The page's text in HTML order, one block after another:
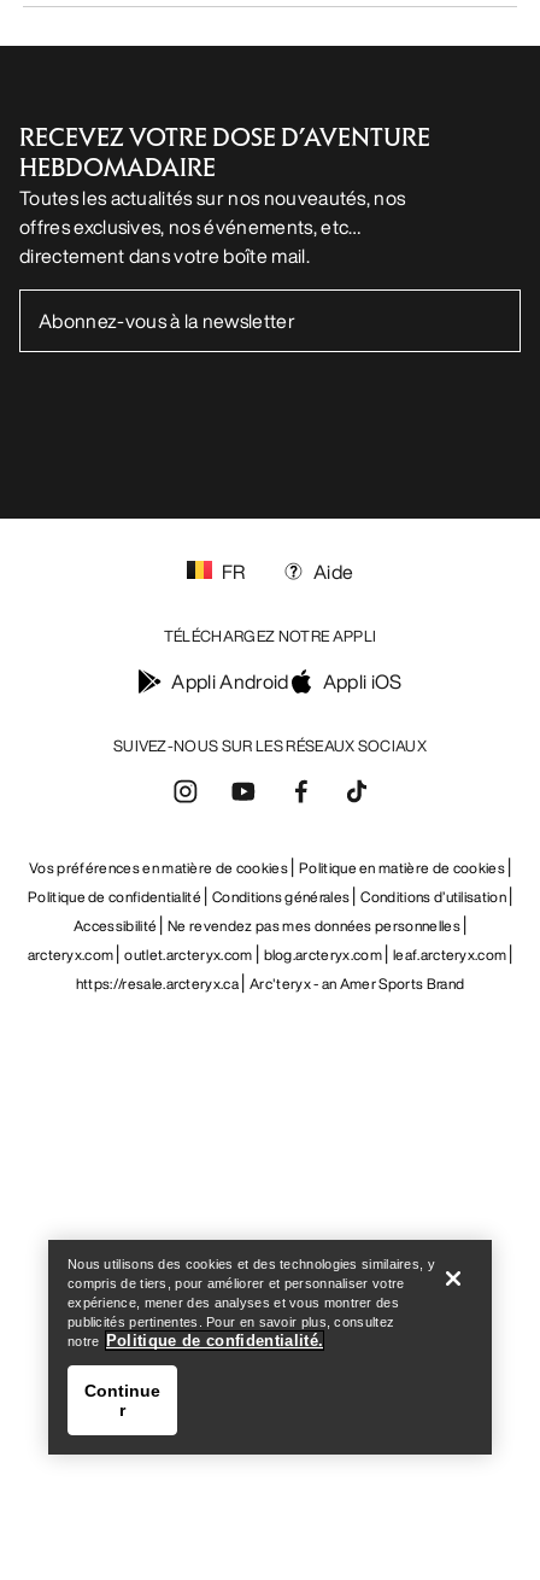
RECEVEZ VOTRE DOSE D’AVENTURE
HEBDOMADAIRE
Toutes les actualités sur nos nouveautés, nos
offres exclusives, nos événements, etc…
directement dans votre boîte mail.
SUIVEZ-NOUS SUR LES RÉSEAUX SOCIAUX
FR Aide
TÉLÉCHARGEZ NOTRE APPLI
Appli Android Appli iOS
Vos préférences en matière de cookies Politique en matière de cookies
Politique de confidentialité Conditions générales Conditions d’utilisation
Accessibilité Ne revendez pas mes données personnelles
arcteryx.com outlet.arcteryx.com blog.arcteryx.com leaf.arcteryx.com
https://resale.arcteryx.ca Arc'teryx - an Amer Sports Brand
Nous utilisons des cookies et des technologies similaires, y
compris de tiers, pour améliorer et personnaliser votre
expérience, mener des analyses et vous montrer des
publicités pertinentes. Pour en savoir plus, consultez
notre
Politique de confidentialité.
Continue
r